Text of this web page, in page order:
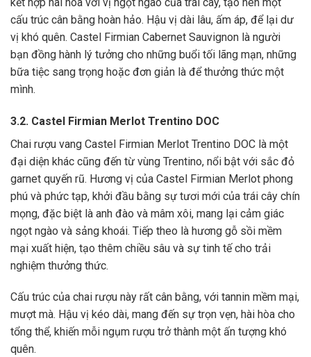
cấu trúc cân bằng hoàn hảo. Hậu vị dài lâu, ấm áp, để lại dư
vị khó quên. Castel Firmian Cabernet Sauvignon là người
bạn đồng hành lý tưởng cho những buổi tối lãng mạn, những
bữa tiệc sang trọng hoặc đơn giản là để thưởng thức một
mình.
3.2. Castel Firmian Merlot Trentino DOC
Chai rượu vang Castel Firmian Merlot Trentino DOC là một
đại diện khác cũng đến từ vùng Trentino, nổi bật với sắc đỏ
garnet quyến rũ. Hương vị của Castel Firmian Merlot phong
phú và phức tạp, khởi đầu bằng sự tươi mới của trái cây chín
mọng, đặc biệt là anh đào và mâm xôi, mang lại cảm giác
ngọt ngào và sảng khoái. Tiếp theo là hương gỗ sồi mềm
mại xuất hiện, tạo thêm chiều sâu và sự tinh tế cho trải
nghiệm thưởng thức.
Cấu trúc của chai rượu này rất cân bằng, với tannin mềm mại,
mượt mà. Hậu vị kéo dài, mang đến sự trọn vẹn, hài hòa cho
tổng thể, khiến mỗi ngụm rượu trở thành một ấn tượng khó
quên.